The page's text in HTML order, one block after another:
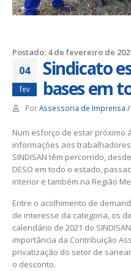
Postado: 4 de fevereiro de
04
fev
Sindicato
bases em
PorAssessoria de Imprensa /
Num esforço de estar próximo
informações aos
SINDISAN têm percorrido,
DESO em todo o estado,
interior e também na Região
Entre o acolhimento de
de interesse da categoria, os
calendário de 2021 do
importância da Contribuição
privatização do setor de
o desconto.